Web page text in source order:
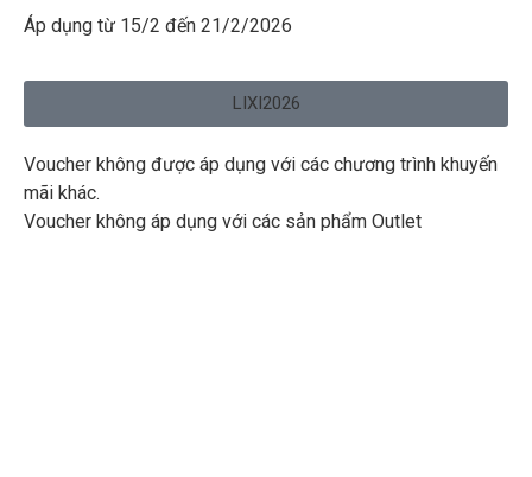
Áp dụng từ 15/2 đến 21/2/2026
LIXI2026
Voucher không được áp dụng với các chương trình khuyến
mãi khác.
Voucher không áp dụng với các sản phẩm Outlet